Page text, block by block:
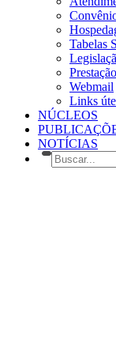
Tabelas
Webmail
Links
NÚCLEOS
NOTÍCIAS